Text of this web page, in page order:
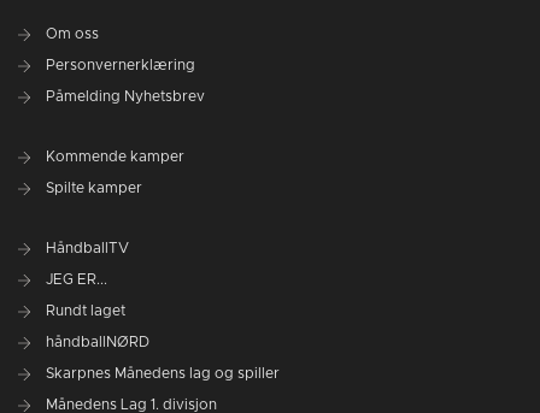
Om oss
Personvernerklæring
Påmelding Nyhetsbrev
Kommende kamper
Spilte kamper
HåndballTV
JEG ER...
Rundt laget
håndballNØRD
Skarpnes Månedens lag og spiller
Månedens Lag 1. divisjon